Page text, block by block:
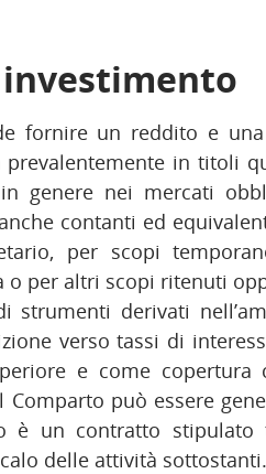
fornire un reddito e
prevalentemente in titoli
genere nei mercati
contanti ed
per scopi
o per altri scopi ritenuti
strumenti derivati
verso tassi di
e come
Comparto può essere
è un contratto
delle attività sottostanti.